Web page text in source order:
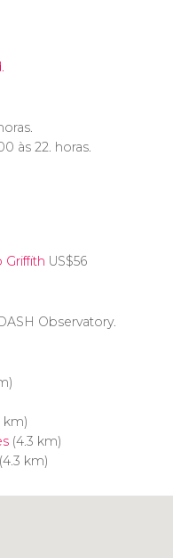
às 22. horas.
Griffith US$56
Observatory.
km)
(4.3 km)
(4.3 km)